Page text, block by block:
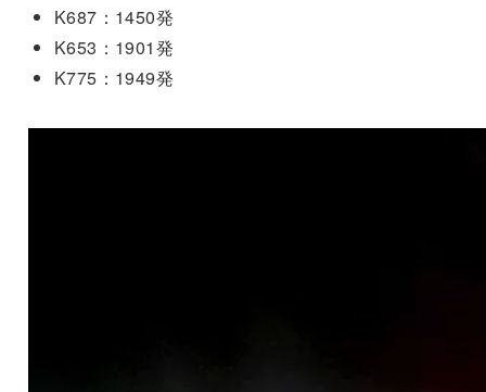
K687：1450発
K653：1901発
K775：1949発